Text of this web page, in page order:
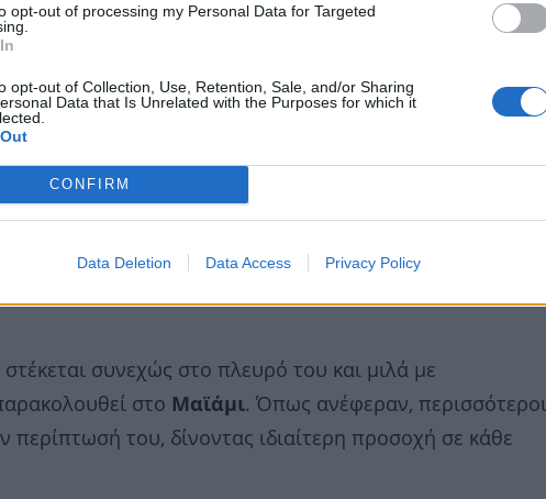
opt-out of processing my Personal Data for Targeted
opt-out of Collection, Use, Retention, Sale, and/or Sharing
Data that Is Unrelated with the Purposes for which it
CONFIRM
Data Deletion Data Access Privacy Policy
είναι ο νικητής με έπαθλο των
σοβαρό τραυματισμό του
συνεχώς στο πλευρό του και μιλά με
στο Μαϊάμι. Όπως ανέφεραν, περισσότεροι
περίπτωσή του, δίνοντας ιδιαίτερη προσοχή σε κάθε